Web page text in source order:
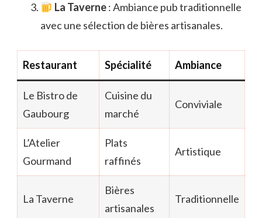
La Taverne: Ambiance pub traditionnelle
avec une sélection de bières artisanales.
Restaurant Spécialité Ambiance
Le Bistro de
Gaubourg
Cuisine du
marché
Conviviale
L’Atelier
Gourmand
Plats
raffinés
Artistique
La Taverne
Bières
artisanales
Traditionnelle